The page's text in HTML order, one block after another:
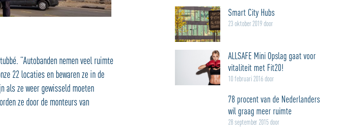
“Autobanden nemen veel ruimte
22 locaties en bewaren ze in de
als ze weer gewisseld moeten
ze door de monteurs van
Smart City Hubs
23 oktober 2019 door
ALLSAFE Mini Opslag gaat voor
vitaliteit met Fit20!
10 februari 2016 door
78 procent van de Nederlanders
wil graag meer ruimte
28 september 2015 door